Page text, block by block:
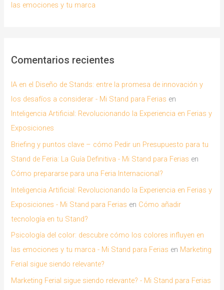
las emociones y tu marca
Comentarios recientes
IA en el Diseño de Stands: entre la promesa de innovación y
los desafíos a considerar - Mi Stand para Ferias en
Inteligencia Artificial: Revolucionando la Experiencia en Ferias y
Exposiciones
Briefing y puntos clave – cómo Pedir un Presupuesto para tu
Stand de Feria: La Guía Definitiva - Mi Stand para Ferias en
Cómo prepararse para una Feria Internacional?
Inteligencia Artificial: Revolucionando la Experiencia en Ferias y
Exposiciones - Mi Stand para Ferias en Cómo añadir
tecnología en tu Stand?
Psicología del color: descubre cómo los colores influyen en
las emociones y tu marca - Mi Stand para Ferias en Marketing
Ferial sigue siendo relevante?
Marketing Ferial sigue siendo relevante? - Mi Stand para Ferias